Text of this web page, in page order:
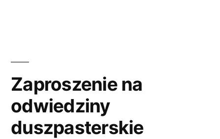
Zaproszenie na
odwiedziny
duszpasterskie